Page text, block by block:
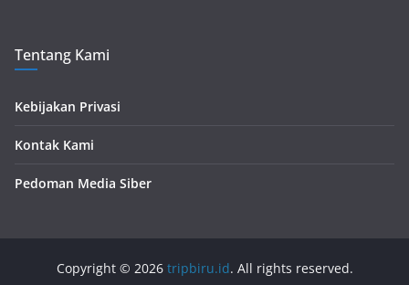
Tentang Kami
Kebijakan Privasi
Kontak Kami
Pedoman Media Siber
Copyright © 2026 tripbiru.id. All rights reserved.